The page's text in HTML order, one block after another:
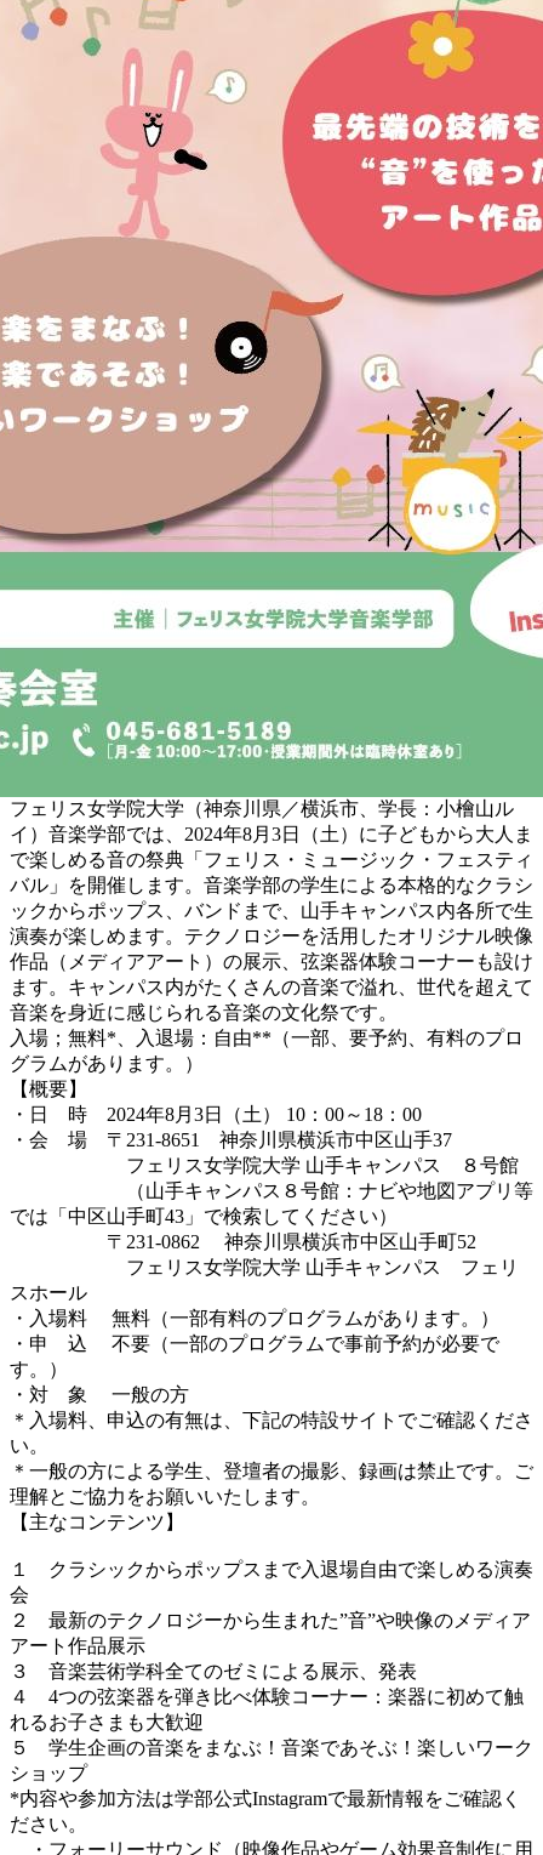
フェリス女学院大学（神奈川県／横浜市、学長：小檜山ル
イ）音楽学部では、2024年8月3日（土）に子どもから大人ま
で楽しめる音の祭典「フェリス・ミュージック・フェスティ
バル」を開催します。音楽学部の学生による本格的なクラシ
ックからポップス、バンドまで、山手キャンパス内各所で生
演奏が楽しめます。テクノロジーを活用したオリジナル映像
作品（メディアアート）の展示、弦楽器体験コーナーも設け
ます。キャンパス内がたくさんの音楽で溢れ、世代を超えて
音楽を身近に感じられる音楽の文化祭です。
入場；無料*、入退場：自由**（一部、要予約、有料のプロ
グラムがあります。）
【概要】
・日 時 2024年8月3日（土） 10：00～18：00
・会 場 〒231-8651 神奈川県横浜市中区山手37
フェリス女学院大学 山手キャンパス ８号館
（山手キャンパス８号館：ナビや地図アプリ等
では「中区山手町43」で検索してください）
〒231-0862 神奈川県横浜市中区山手町52
フェリス女学院大学 山手キャンパス フェリ
スホール
・入場料 無料（一部有料のプログラムがあります。）
・申 込 不要（一部のプログラムで事前予約が必要で
す。）
・対 象 一般の方
＊入場料、申込の有無は、下記の特設サイトでご確認くださ
い。
＊一般の方による学生、登壇者の撮影、録画は禁止です。ご
理解とご協力をお願いいたします。
【主なコンテンツ】
１ クラシックからポップスまで入退場自由で楽しめる演奏
会
２ 最新のテクノロジーから生まれた”音”や映像のメディア
アート作品展示
３ 音楽芸術学科全てのゼミによる展示、発表
４ 4つの弦楽器を弾き比べ体験コーナー：楽器に初めて触
れるお子さまも大歓迎
５ 学生企画の音楽をまなぶ！音楽であそぶ！楽しいワーク
ショップ
*内容や参加方法は学部公式Instagramで最新情報をご確認く
ださい。
・フォーリーサウンド（映像作品やゲーム効果音制作に用